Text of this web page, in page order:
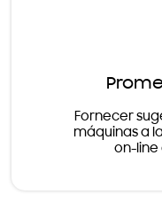
Fornecer
máquinas a
on-line